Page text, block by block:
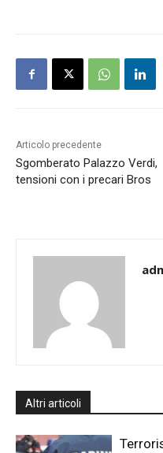
Articolo precedente
Sgomberato Palazzo Verdi,
tensioni con i precari Bros
Altri articoli